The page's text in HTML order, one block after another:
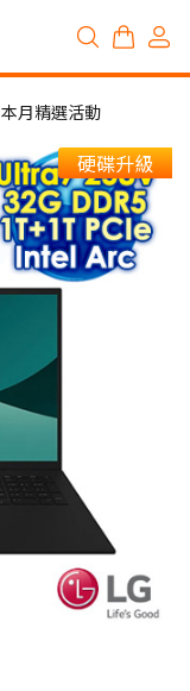
本月精選活動
硬碟升級